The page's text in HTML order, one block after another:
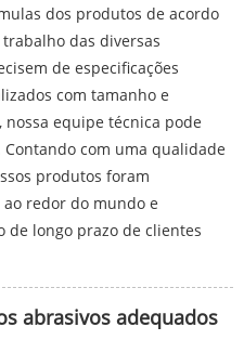
dos produtos de acordo
das diversas
de especificações
com tamanho e
equipe técnica pode
com uma qualidade
produtos foram
redor do mundo e
de longo prazo de clientes
abrasivos adequados